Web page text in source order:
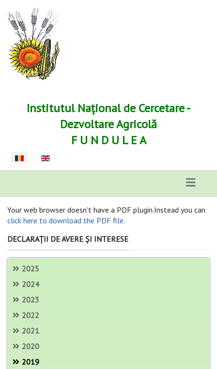
Institutul Național de Cercetare -
Dezvoltare Agricolă
F U N D U L E A
Selectați limba dvs
Your web browser doesn't have a PDF plugin.Instead you can
click here to download the PDF file.
DECLARAȚII DE AVERE ȘI INTERESE
2025
2024
2023
2022
2021
2020
2019